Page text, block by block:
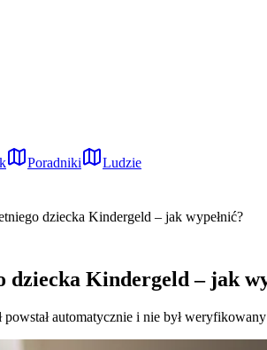
Poradniki
Ludzie
dziecka Kindergeld – jak wypełnić?
dziecka Kindergeld – jak
powstał automatycznie i nie był